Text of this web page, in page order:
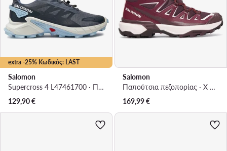
extra -25% Κωδικός: LAST
Salomon
Supercross 4 L47461700 · Παπούτσια για Τρέξιμο
129,90€
Salomon
Παπούτσια πεζοπορίας · X Ultra 360 Edge Mid GORE-TEX L49223400 · Μπορντό
169,99€